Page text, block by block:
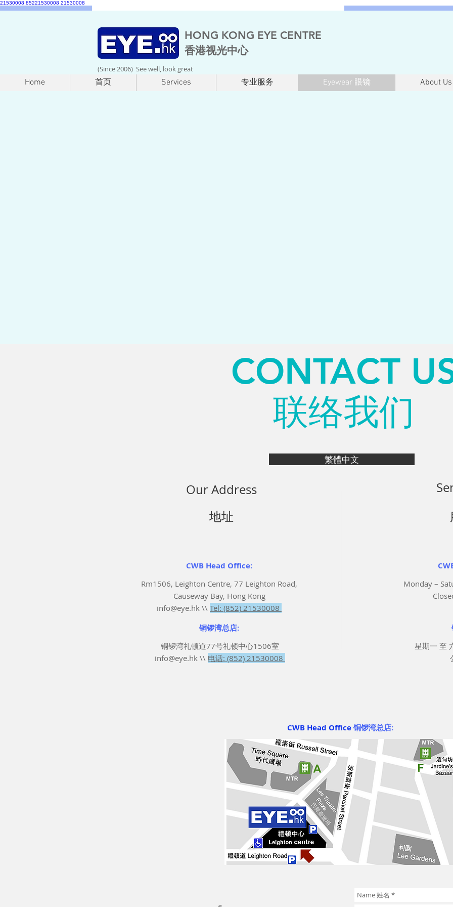
21530008 85221530008 21530008
HONG KONG EYE CENTRE
香港视光中心
(Since 2006) See well, look great
Home 首页 Services 专业服务 Eyewear 眼镜 About Us
CONTACT
联络我们
繁體中文
CWB Head Office:
铜锣湾总店:
Rm1506, Leighton Centre, 77 Leighton Road,
Causeway Bay, Hong Kong
info@eye.hk \\ Tel: (852) 21530008
铜锣湾礼顿道77号礼顿中心1506室
info@eye.hk \\ 电话: (852) 21530008
Monday –
星期一 至
Our Address
地址
CWB Head Office铜锣湾总店: